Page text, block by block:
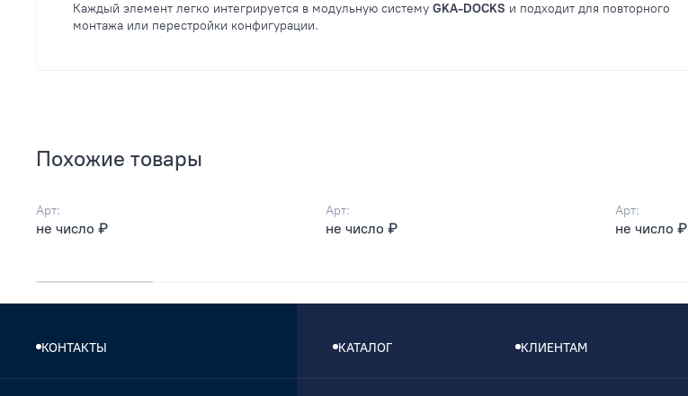
Каждый элемент легко интегрируется в модульную систему GKA-DOCKS и подходит для повторного
монтажа или перестройки конфигурации.
Похожие товары
Арт:
не число ₽
Арт:
не число ₽
Арт:
не число ₽
КОНТАКТЫ КАТАЛОГ КЛИЕНТАМ